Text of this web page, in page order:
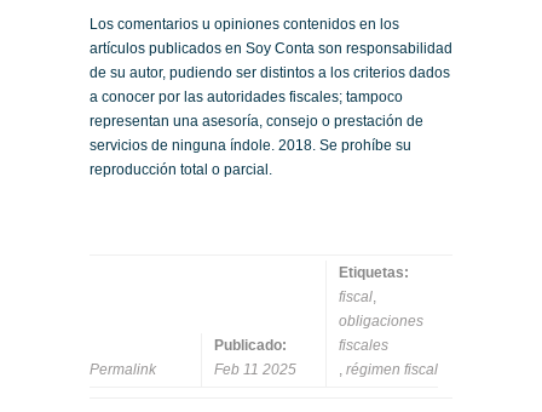
Los comentarios u opiniones contenidos en los
artículos publicados en Soy Conta son responsabilidad
de su autor, pudiendo ser distintos a los criterios dados
a conocer por las autoridades fiscales; tampoco
representan una asesoría, consejo o prestación de
servicios de ninguna índole. 2018. Se prohíbe su
reproducción total o parcial.
Permalink
Publicado:
Feb 11 2025
Etiquetas:
fiscal,
obligaciones
fiscales
, régimen fiscal